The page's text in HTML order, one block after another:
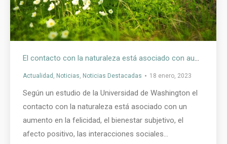
Actualidad Noticias Noticias Destacadas 18 enero, 2023
Según un estudio de la Universidad de Washington el
contacto con la naturaleza está asociado con un
aumento en la felicidad, el bienestar subjetivo, el
afecto positivo, las interacciones sociales…